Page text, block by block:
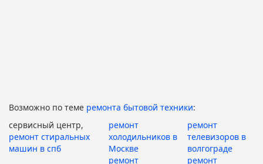
Возможно по теме ремонта бытовой техники:
сервисный центр,
ремонт стиральных
машин в спб
ремонт
холодильников в
Москве
ремонт
телевизоров в
волгограде
ремонт ремонт